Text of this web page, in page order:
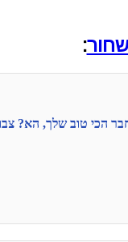
:
הכי טוב שלך, הא?